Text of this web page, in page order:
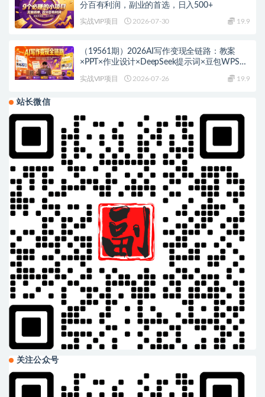
分百有利润，副业的首选，日入500+
实战VIP项目 2026-07-30 19.9
（19561期）2026AI写作变现全链路：教案
×PPT×作业设计×DeepSeek提示词×豆包WPS
实战VIP项目 2026-07-26 19.9
站长微信
关注公众号